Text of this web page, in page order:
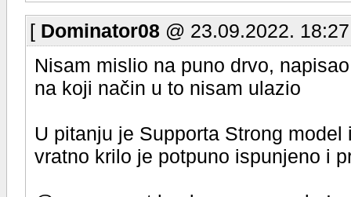
[ Dominator08 @ 23.09.2022.
Nisam mislio na puno drvo,
na koji način u to nisam ulazio
U pitanju je Supporta Strong model
vratno krilo je potpuno ispunjeno i